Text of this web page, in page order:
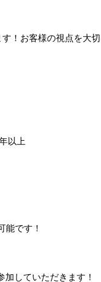
！お客様の視点を大
以上
能です！
加していただきます！